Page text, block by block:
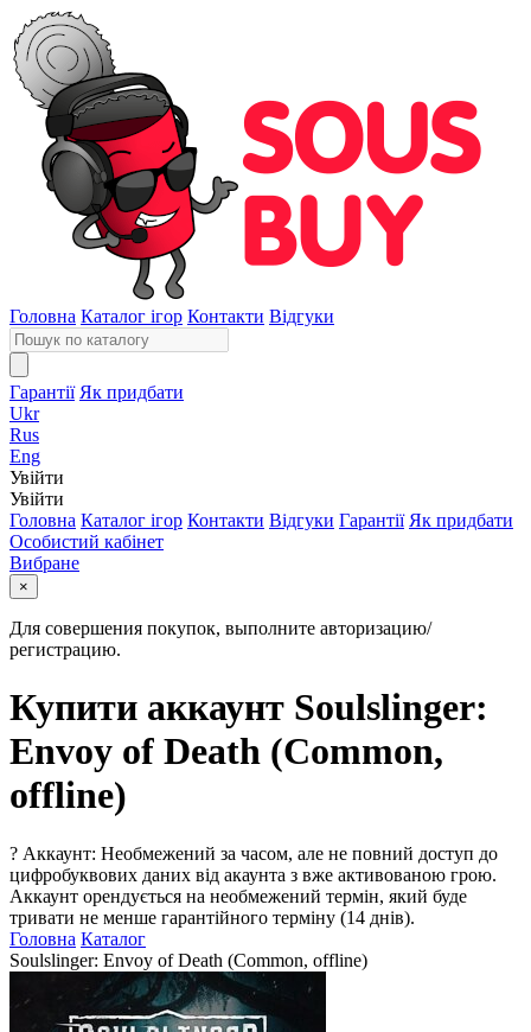
Головна Каталог ігор Контакти Відгуки
Гарантії Як придбати
Ukr
Rus
Eng
Увійти
Увійти
Головна Каталог ігор Контакти Відгуки Гарантії Як придбати
Особистий кабінет
Вибране
×
Для совершения покупок, выполните авторизацию/
регистрацию.
Купити аккаунт Soulslinger:
Envoy of Death (Common,
offline)
? Аккаунт: Необмежений за часом, але не повний доступ до
цифробуквових даних від акаунта з вже активованою грою.
Аккаунт орендується на необмежений термін, який буде
тривати не менше гарантійного терміну (14 днів).
Головна Каталог
Soulslinger: Envoy of Death (Common, offline)